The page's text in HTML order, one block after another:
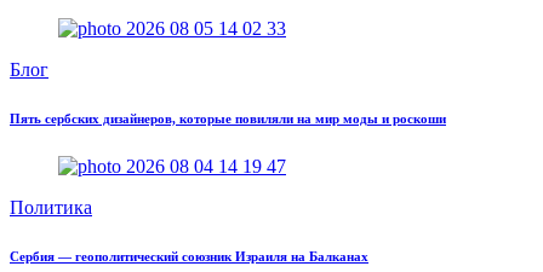
Блог
Пять сербских дизайнеров, которые повиляли на мир моды и роскоши
Политика
Сербия — геополитический союзник Израиля на Балканах